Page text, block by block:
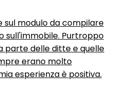
modulo da compilare
sull'immobile. Purtroppo
parte delle ditte e quelle
erano molto
esperienza è positiva.